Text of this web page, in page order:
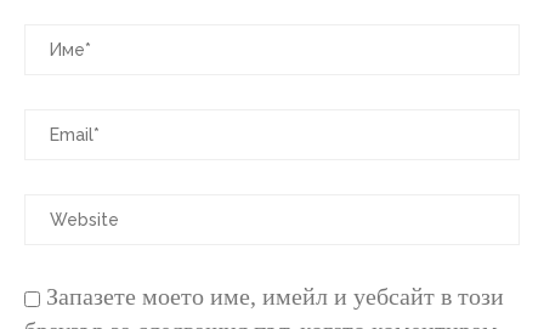
Запазете моето име, имейл и уебсайт в този